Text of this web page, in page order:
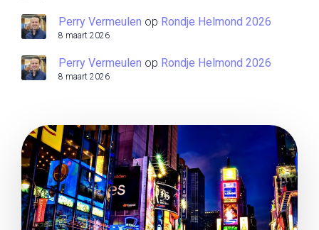
Perry Vermeulen op Rondje Helmond 2026
8 maart 2026
Perry Vermeulen op Rondje Helmond 2026
8 maart 2026